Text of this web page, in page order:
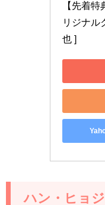
【先着
リジナル
也 ]
ハン・ヒョ